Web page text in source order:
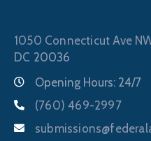
1050 Connecticut Ave
DC 20036
Opening Hours: 24/7
(760) 469-2997